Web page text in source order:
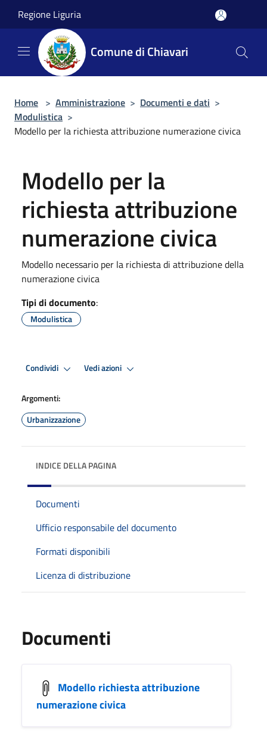
Regione Liguria
Comune di Chiavari
Home > Amministrazione > Documenti e dati >
Modulistica >
Modello per la richiesta attribuzione numerazione civica
Modello per la
richiesta attribuzione
numerazione civica
Modello necessario per la richiesta di attribuzione della
numerazione civica
Tipi di documento:
Modulistica
Condividi Vedi azioni
Argomenti:
Urbanizzazione
INDICE DELLA PAGINA
Documenti
Ufficio responsabile del documento
Formati disponibili
Licenza di distribuzione
Documenti
Modello richiesta attribuzione
numerazione civica